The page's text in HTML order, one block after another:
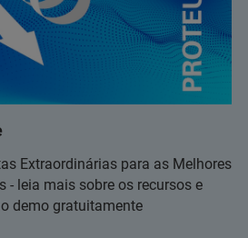
Extraordinárias para as Melhores
- leia mais sobre os recursos e
demo gratuitamente